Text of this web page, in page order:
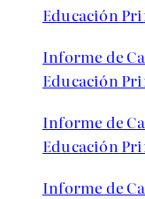
Educación
Informe de
Educación
Informe de
Educación
Informe de